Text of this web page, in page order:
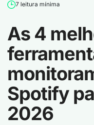
7 leitura mínima
As 4
Spotify
2026